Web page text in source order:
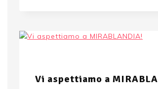
Vi aspettiamo a